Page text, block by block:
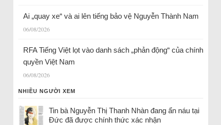
Ai „quay xe“ và ai lên tiếng bảo vệ Nguyễn Thành Nam
06/08/2026
RFA Tiếng Việt lọt vào danh sách „phản động“ của chính
quyền Việt Nam
06/08/2026
NHIỀU NGƯỜI XEM
Tin bà Nguyễn Thị Thanh Nhàn đang ẩn náu tại
Đức đã được chính thức xác nhận